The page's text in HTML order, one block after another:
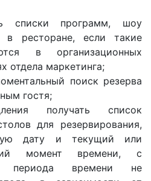
списки программ, шоу
в ресторане, если такие
в организационных
отдела маркетинга;
поиск резерва
гостя;
получать список
для резервирования,
дату и текущий или
момент времени, с
периода времени не